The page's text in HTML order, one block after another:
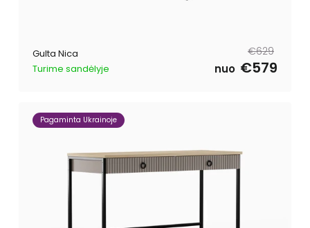
Gulta Nica
Turime sandėlyje
Parastā
cena
€629
Pārdošanas
cena
nuo €579
Pagaminta Ukrainoje